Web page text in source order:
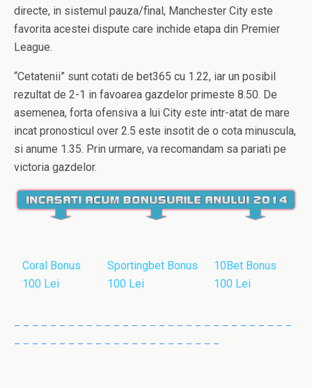
directe, in sistemul pauza/final, Manchester City este
favorita acestei dispute care inchide etapa din Premier
League.
“Cetatenii” sunt cotati de bet365 cu 1.22, iar un posibil
rezultat de 2-1 in favoarea gazdelor primeste 8.50. De
asemenea, forta ofensiva a lui City este intr-atat de mare
incat pronosticul over 2.5 este insotit de o cota minuscula,
si anume 1.35. Prin urmare, va recomandam sa pariati pe
victoria gazdelor.
Coral Bonus
100 Lei
Sportingbet Bonus
100 Lei
10Bet Bonus
100 Lei